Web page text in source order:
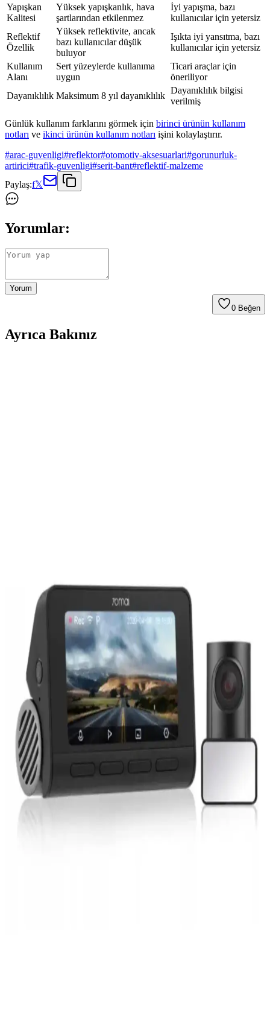
Yapışkan
Kalitesi
Yüksek yapışkanlık, hava
şartlarından etkilenmez
İyi yapışma, bazı
kullanıcılar için yetersiz
Reflektif
Özellik
Yüksek reflektivite, ancak
bazı kullanıcılar düşük
buluyor
Işıkta iyi yansıtma, bazı
kullanıcılar için yetersiz
Kullanım
Alanı
Sert yüzeylerde kullanıma
uygun
Ticari araçlar için
öneriliyor
Dayanıklılık Maksimum 8 yıl dayanıklılık
Dayanıklılık bilgisi
verilmiş
Günlük kullanım farklarını görmek için birinci ürünün kullanım
notları ve ikinci ürünün kullanım notları işini kolaylaştırır.
#arac-guvenligi#reflektor#otomotiv-aksesuarlari#gorunurluk-
artirici#trafik-guvenligi#serit-bant#reflektif-malzeme
Paylaş:f𝕏
Yorumlar:
Yorum
0 Beğen
Ayrıca Bakınız
Elektrikli korna, araçlarda güvenliği sağlayan önemli bir sesli uyarı
cihazıdır. Farklı modelleri ve özellikleriyle trafikte fark edilmenizi
sağlar, doğru kullanımı ve bakımıyla güvenliği artırır.
Oto Uzaktan Kumanda Setleri ve Otomoto
Platformundaki Araç Güvenliği ve Konfor Rolü
Oto uzaktan kumanda setleri, araçların kilit ve alarm sistemlerini
kolayca kontrol eder. Otomoto platformu, yeni ve kullanılmış
araçlarda bu sistemlerin çeşitliliğini sunarak kullanıcıların güvenlik
ve konfor ihtiyaçlarını karşılar.
Araç Kameraları Teknolojileri ve Kullanım İpuçları
360 G300H Modeli Özellikleri
Araç kameraları yüksek çözünürlük, gece görüş ve GPS gibi
özelliklerle sürüş güvenliğini sağlıyor. 360 G300H modeli, geniş açı
ve park güvenliği sunuyor, teknolojik gelişmelerle daha fonksiyonel
hale geliyor.
Xiaomi 70mai A800s Pro Plus ve RC06 Arka